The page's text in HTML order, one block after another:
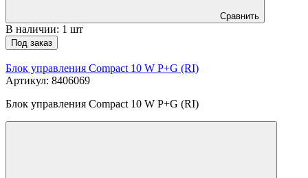
Сравнить
В наличии: 1 шт
Под заказ
Блок управления Compact 10 W P+G (RI)
Артикул: 8406069
Блок управления Compact 10 W P+G (RI)